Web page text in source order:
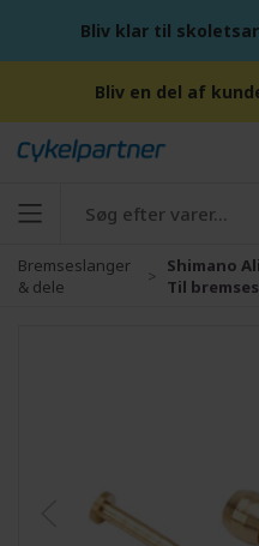
Bliv klar til
Bliv en del af
Bremseslanger
& dele
Shimano
Til